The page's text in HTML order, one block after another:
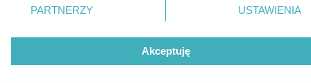
się takiemu przetwarzaniu. Preferencje będą miały
Zapoznaj się z poniższymi informacjami, abyś mógł świadomie
PARTNERZY USTAWIENIA
Akceptuję